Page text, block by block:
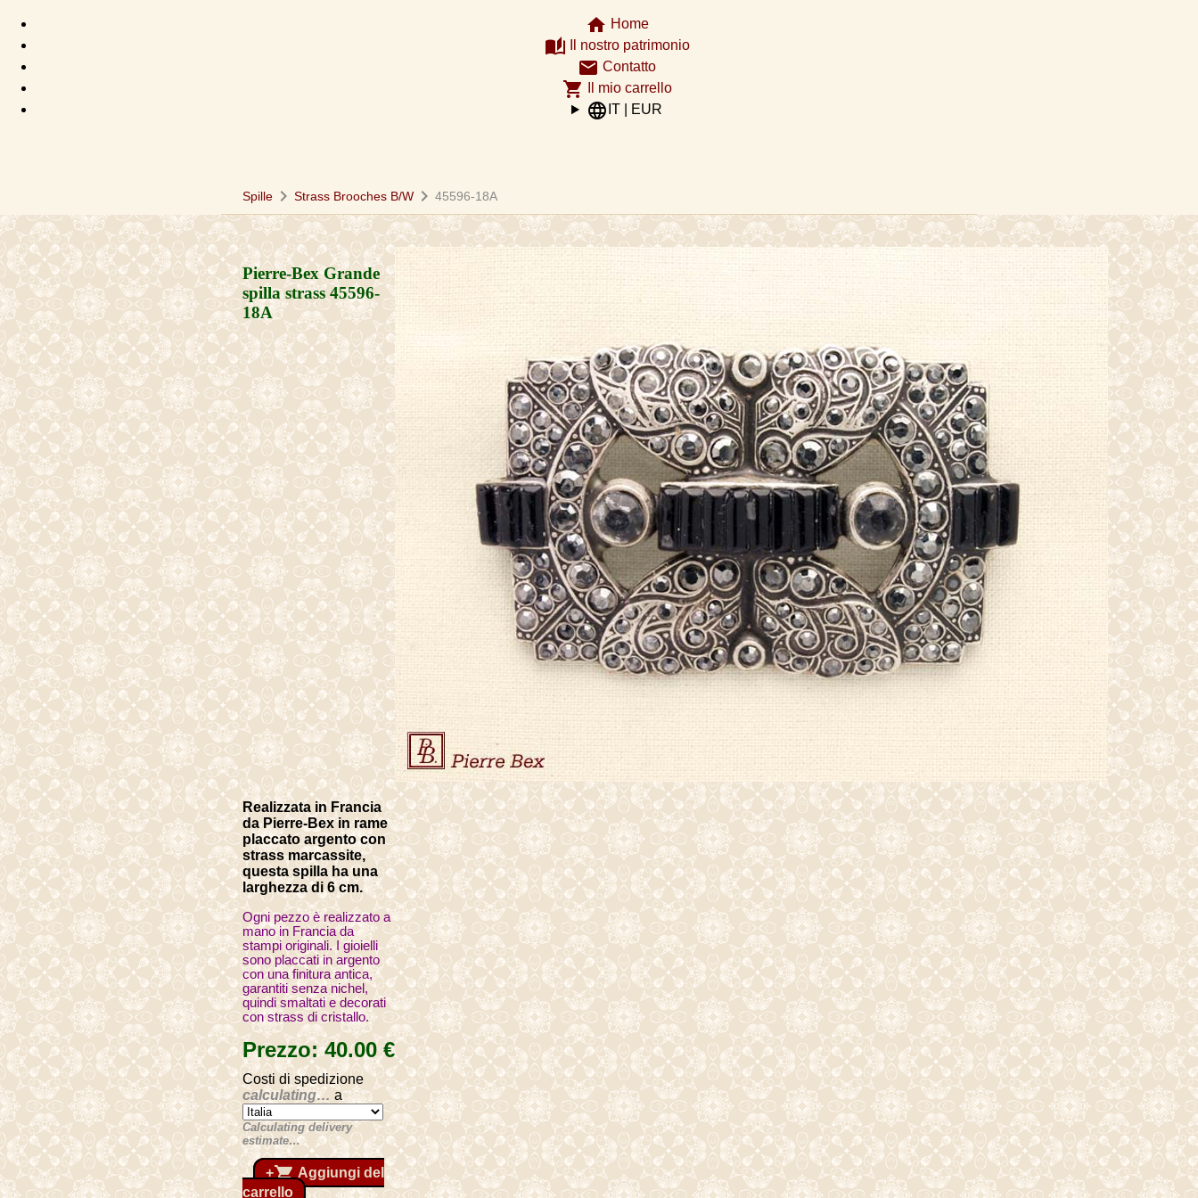
home Home
auto_stories Il nostro patrimonio
email Contatto
shopping_cart Il mio carrello
language IT | EUR
Spille chevron_right Strass Brooches B/W chevron_right 45596-18A
Pierre-Bex Grande
spilla strass45596-
18A
Realizzata in Francia
da Pierre-Bex in rame
placcato argento con
strass marcassite,
questa spilla ha una
larghezza di 6 cm.
Ogni pezzo è realizzato a
mano in Francia da
stampi originali. I gioielli
sono placcati in argento
con una finitura antica,
garantiti senza nichel,
quindi smaltati e decorati
con strass di cristallo.
Prezzo:40.00€
Costi di spedizione
calculating… a
Calculating delivery
estimate…
+shopping_cart Aggiungi del
carrello